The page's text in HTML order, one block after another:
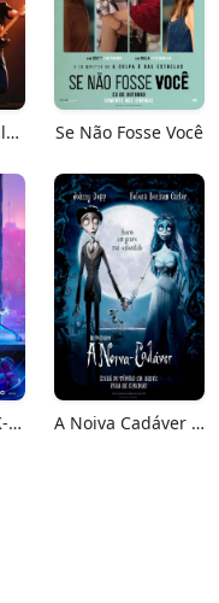
Springsteen: Salve-me Do Desconhecido Se Não Fosse Você
Guerreiras Do K-Pop: Para Cantar Junto A Noiva Cadáver (Relançamento)